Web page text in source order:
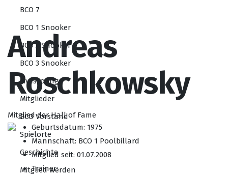
BCO 7
BCO 1 Snooker
BCO 2 Snooker
BCO 3 Snooker
Livescoring
Mitglieder
BCO Vorstand
Spielorte
Geschichte
Mitglied werden
Andreas
Roschkowsky
Mitglied der Hall of Fame
Geburtsdatum: 1975
Mannschaft: BCO 1 Poolbillard
Mitglied seit: 01.07.2008
Trainer: